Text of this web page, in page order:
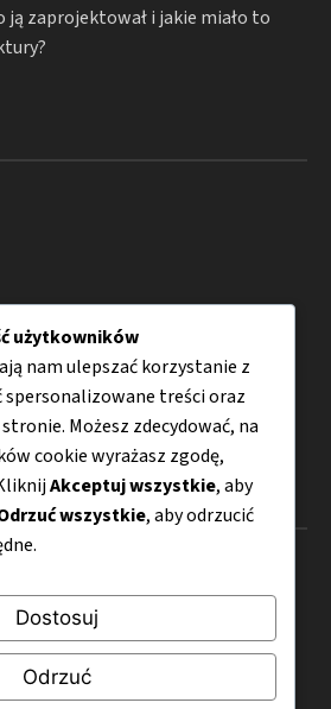
zaprojektował i jakie miało to
użytkowników
nam ulepszać korzystanie z
spersonalizowane treści oraz
Możesz zdecydować, na
cookie wyrażasz zgodę,
Akceptuj wszystkie, aby
wszystkie, aby odrzucić
Dostosuj
Odrzuć